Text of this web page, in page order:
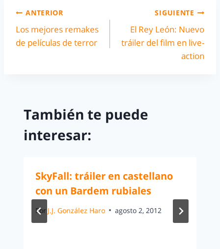
ANTERIOR
Los mejores remakes
de películas de terror
SIGUIENTE
El Rey León: Nuevo
tráiler del film en live-
action
También te puede
interesar:
SkyFall: tráiler en castellano
con un Bardem rubiales
Por J.J. González Haro agosto 2, 2012